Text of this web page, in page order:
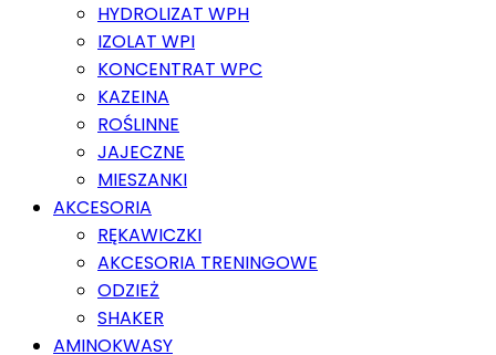
HYDROLIZAT WPH
IZOLAT WPI
KONCENTRAT WPC
KAZEINA
ROŚLINNE
JAJECZNE
MIESZANKI
AKCESORIA
RĘKAWICZKI
AKCESORIA TRENINGOWE
ODZIEŻ
SHAKER
AMINOKWASY